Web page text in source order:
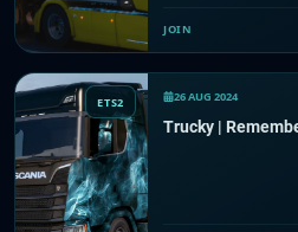
JOIN
ETS2 26 AUG 2024
Trucky |